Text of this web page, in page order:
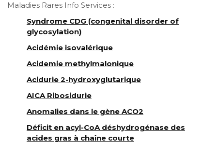
Maladies Rares Info Services :
Syndrome CDG (congenital disorder of
glycosylation)
Acidémie isovalérique
Acidemie methylmalonique
Acidurie 2-hydroxyglutarique
AICA Ribosidurie
Anomalies dans le gène ACO2
Déficit en acyl-CoA déshydrogénase des
acides gras à chaîne courte